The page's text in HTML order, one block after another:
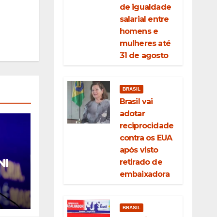
de igualdade
salarial entre
homens e
mulheres até
31 de agosto
BRASIL
Brasil vai
adotar
reciprocidade
contra os EUA
após visto
retirado de
embaixadora
BRASIL